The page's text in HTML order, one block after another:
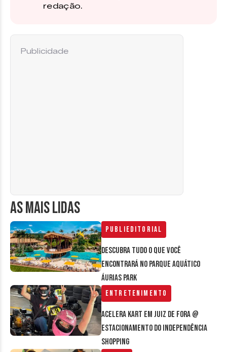
redação.
AS MAIS LIDAS
Publieditorial
Descubra tudo o que você
encontrará no parque aquático
Áurias Park
Entretenimento
Acelera Kart em Juiz de Fora @
estacionamento do Independência
Shopping
Publicidade